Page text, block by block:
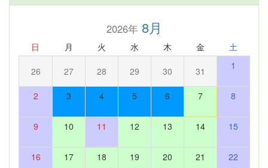
2026年8月
日 月 火 水 木 金 土
26 27 28 29 30 31 1
2 3 4 5 6 7 8
9 10 11 12 13 14 15
16 17 18 19 20 21 22